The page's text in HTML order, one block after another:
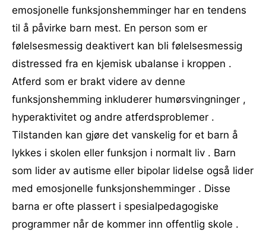
emosjonelle funksjonshemminger har en tendens
til å påvirke barn mest. En person som er
følelsesmessig deaktivert kan bli følelsesmessig
distressed fra en kjemisk ubalanse i kroppen .
Atferd som er brakt videre av denne
funksjonshemming inkluderer humørsvingninger ,
hyperaktivitet og andre atferdsproblemer .
Tilstanden kan gjøre det vanskelig for et barn å
lykkes i skolen eller funksjon i normalt liv . Barn
som lider av autisme eller bipolar lidelse også lider
med emosjonelle funksjonshemminger . Disse
barna er ofte plassert i spesialpedagogiske
programmer når de kommer inn offentlig skole .